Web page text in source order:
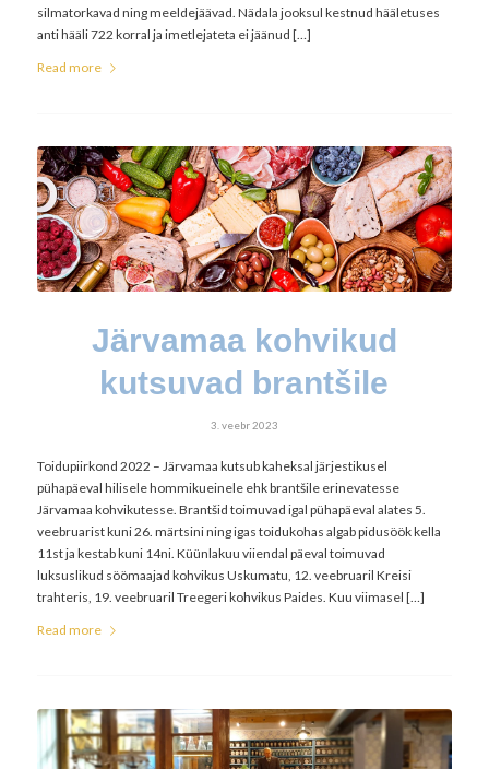
silmatorkavad ning meeldejäävad. Nädala jooksul kestnud hääletuses
anti hääli 722 korral ja imetlejateta ei jäänud […]
Read more
Järvamaa kohvikud
kutsuvad brantšile
3. veebr 2023
Toidupiirkond 2022 – Järvamaa kutsub kaheksal järjestikusel
pühapäeval hilisele hommikueinele ehk brantšile erinevatesse
Järvamaa kohvikutesse. Brantšid toimuvad igal pühapäeval alates 5.
veebruarist kuni 26. märtsini ning igas toidukohas algab pidusöök kella
11st ja kestab kuni 14ni. Küünlakuu viiendal päeval toimuvad
luksuslikud söömaajad kohvikus Uskumatu, 12. veebruaril Kreisi
trahteris, 19. veebruaril Treegeri kohvikus Paides. Kuu viimasel […]
Read more